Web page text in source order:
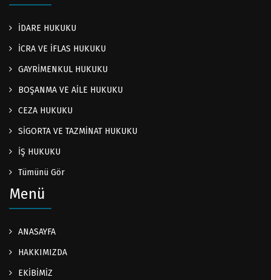
İDARE HUKUKU
İCRA VE İFLAS HUKUKU
GAYRİMENKUL HUKUKU
BOŞANMA VE AİLE HUKUKU
CEZA HUKUKU
SİGORTA VE TAZMİNAT HUKUKU
İŞ HUKUKU
Tümünü Gör
Menü
ANASAYFA
HAKKIMIZDA
EKİBİMİZ